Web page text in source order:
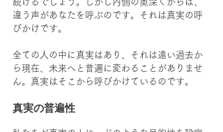
違う声があなたを呼ぶのです。それは真実の呼
びかけです。
全ての人の中に真実はあり、それは遠い過去か
ら現在、未来へと普遍に変わることがありませ
ん。真実はそこから呼びかけているのです。
真実の普遍性